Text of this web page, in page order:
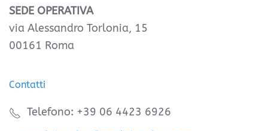
SEDE OPERATIVA
via Alessandro Torlonia, 15
00161 Roma
Contatti
Telefono: +39 06 4423 6926